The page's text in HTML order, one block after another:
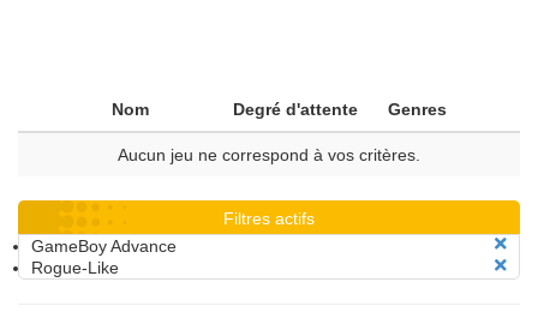
Nom Degré d'attente Genres
Aucun jeu ne correspond à vos critères.
Filtres actifs
GameBoy Advance
Rogue-Like